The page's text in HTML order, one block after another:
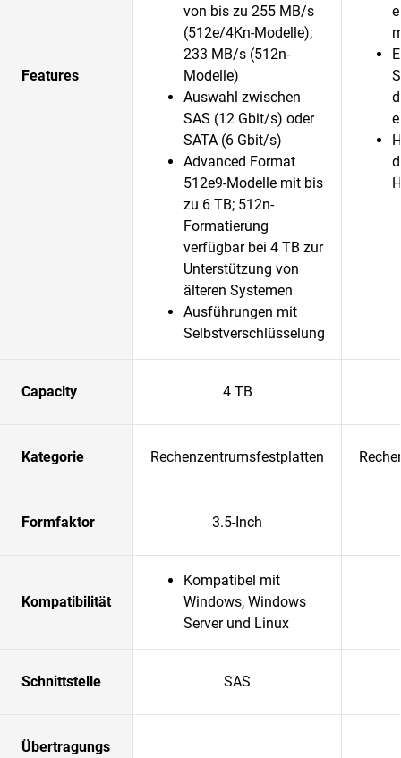
Features
von bis zu 255 MB/s
(512e/4Kn-Modelle);
233 MB/s (512n-
Modelle)
Auswahl zwischen
SAS (12 Gbit/s) oder
SATA (6 Gbit/s)
Advanced Format
512e9-Modelle mit bis
zu 6 TB; 512n-
Formatierung
verfügbar bei 4 TB zur
Unterstützung von
älteren Systemen
Ausführungen mit
Selbstverschlüsselung
Capacity 4 TB
Kategorie Rechenzentrumsfestplatten
Formfaktor 3.5-Inch
Kompatibilität
Kompatibel mit
Windows, Windows
Server und Linux
Schnittstelle SAS
Übertragungs